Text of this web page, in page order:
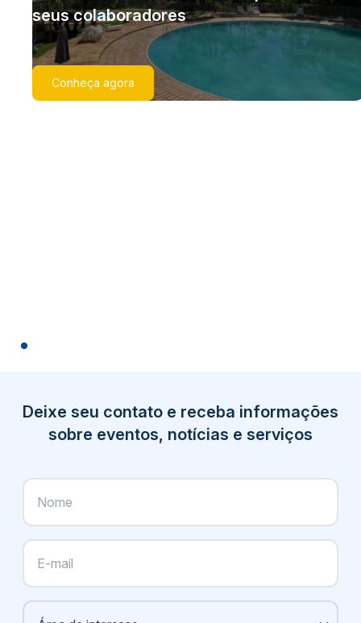
seus colaboradores
Conheça agora
Deixe seu contato e receba informações
sobre eventos, notícias e serviços